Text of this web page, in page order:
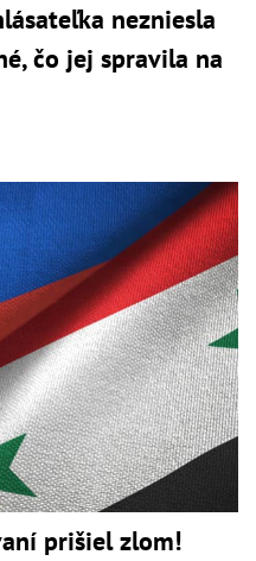
nezniesla
čo jej spravila na
prišiel zlom!